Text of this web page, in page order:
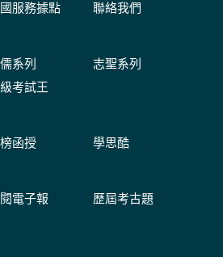
服務據點 聯絡我們
系列
志聖系列
考試王
函授 學思酷
電子報
歷屆考古題